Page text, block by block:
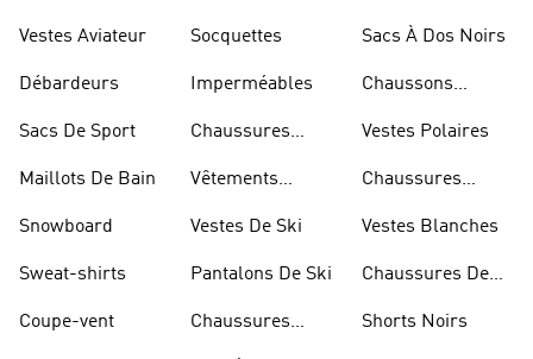
Vestes Aviateur
Débardeurs
Sacs De Sport
Maillots De Bain
Snowboard
Sweat-shirts
Coupe-vent
Socquettes
Imperméables
Chaussures
Vêtements
Vestes De Ski
Pantalons De Ski
Chaussures
Sacs À Dos Noirs
Chaussons
Vestes Polaires
Chaussures
Vestes Blanches
Chaussures De
Shorts Noirs